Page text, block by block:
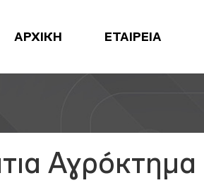
ΑΡΧΙΚΗ ΕΤΑΙΡΕΙΑ
Αγρόκτημα